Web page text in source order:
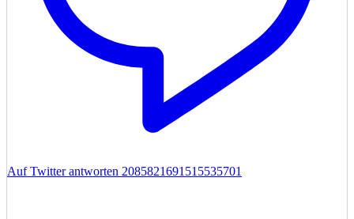
Auf Twitter antworten 2085821691515535701